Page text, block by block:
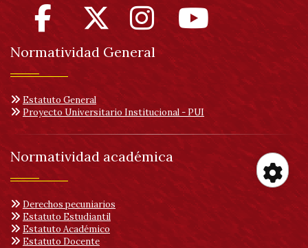
Normatividad General
Estatuto General
Proyecto Universitario Institucional - PUI
Normatividad académica
Derechos pecuniarios
Estatuto Estudiantil
Estatuto Académico
Estatuto Docente